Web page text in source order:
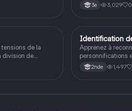
les débats
et les valeurs
des enjeux
3e 3,029 0
de la
division de
Vietnam, et la
couvre les
IFrançais
Identification
Apprenez à
personnifications
2nde 1,497